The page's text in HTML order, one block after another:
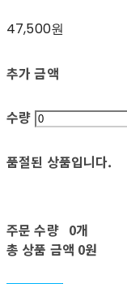
47,500원
추가 금액
수량
품절된 상품입니다.
주문 수량 0개
총 상품 금액 0원